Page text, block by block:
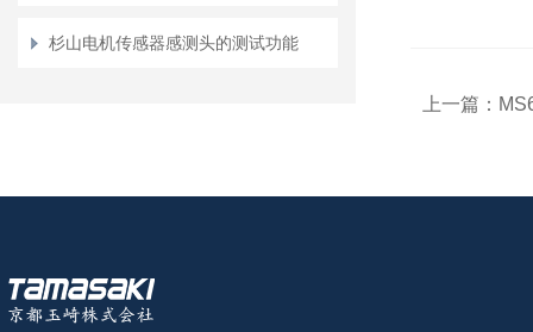
杉山电机传感器感测头的测试功能
上一篇：